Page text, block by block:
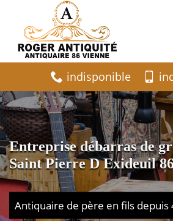
indisponible
Entreprise débarras de
Saint Pierre D Exideuil
Antiquaire de père en fils depuis